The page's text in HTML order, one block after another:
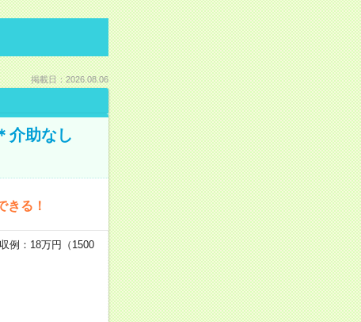
掲載日：2026.08.06
介助なし
きる！
例：18万円（1500